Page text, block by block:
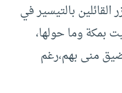
القائلين بالتيسير في
بمكة وما حولها،
منى بهم،رغم